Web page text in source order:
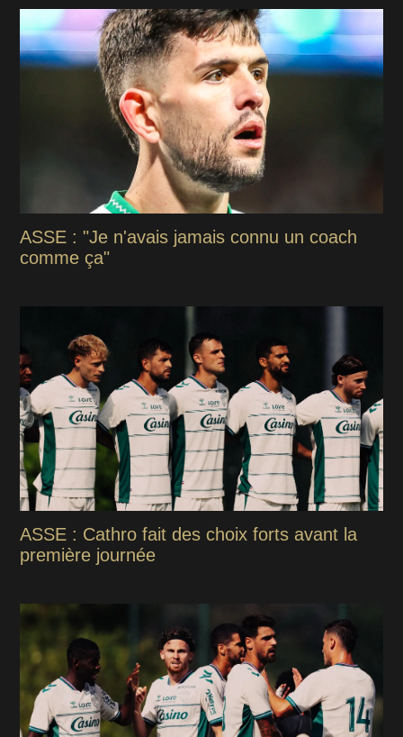
ASSE : "Je n'avais jamais connu un coach
comme ça"
ASSE : Cathro fait des choix forts avant la
première journée